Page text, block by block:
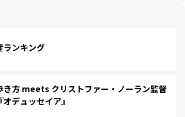
ランキング
き方 meets クリストファー・ノーラン監督
デュッセイア』